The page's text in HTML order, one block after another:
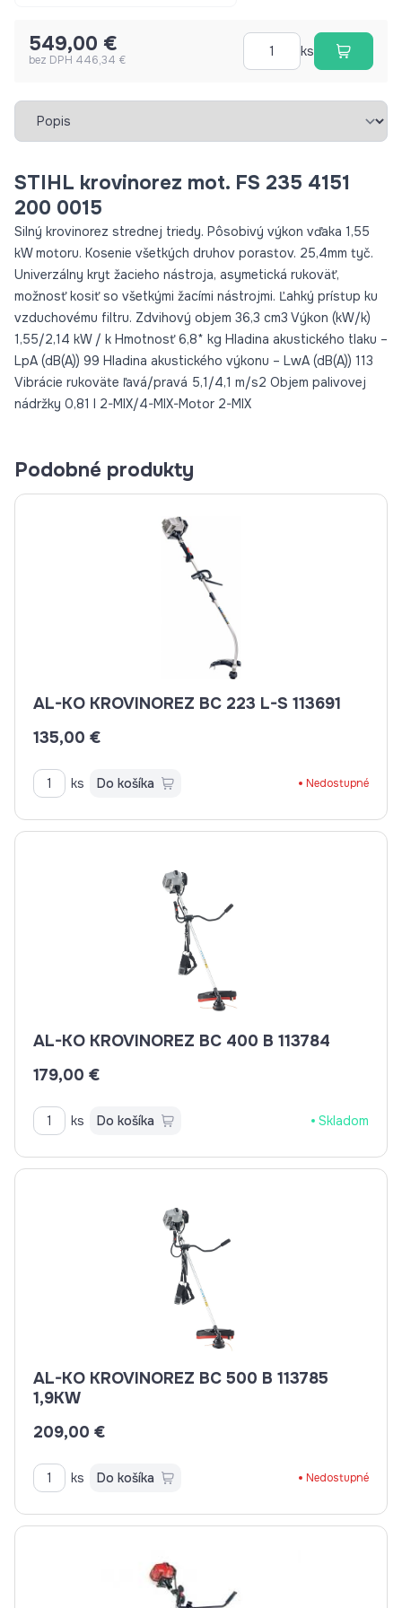
549,00 €
bez DPH 446,34 €
ks
Vybrať záložku
STIHL krovinorez mot. FS 235 4151
200 0015
Silný krovinorez strednej triedy. Pôsobivý výkon vďaka 1,55
kW motoru. Kosenie všetkých druhov porastov. 25,4mm tyč.
Univerzálny kryt žacieho nástroja, asymetická rukoväť,
možnosť kosiť so všetkými žacími nástrojmi. Ľahký prístup ku
vzduchovému filtru. Zdvihový objem 36,3 cm3 Výkon (kW/k)
1,55/2,14 kW / k Hmotnosť 6,8* kg Hladina akustického tlaku –
LpA (dB(A)) 99 Hladina akustického výkonu – LwA (dB(A)) 113
Vibrácie rukoväte ľavá/pravá 5,1/4,1 m/s2 Objem palivovej
nádržky 0,81 l 2-MIX/4-MIX-Motor 2-MIX
Podobné produkty
AL-KO KROVINOREZ BC 223 L-S 113691
135,00 €
ks Do košíka Nedostupné
AL-KO KROVINOREZ BC 400 B 113784
179,00 €
ks Do košíka Skladom
AL-KO KROVINOREZ BC 500 B 113785
1,9KW
209,00 €
ks Do košíka Nedostupné